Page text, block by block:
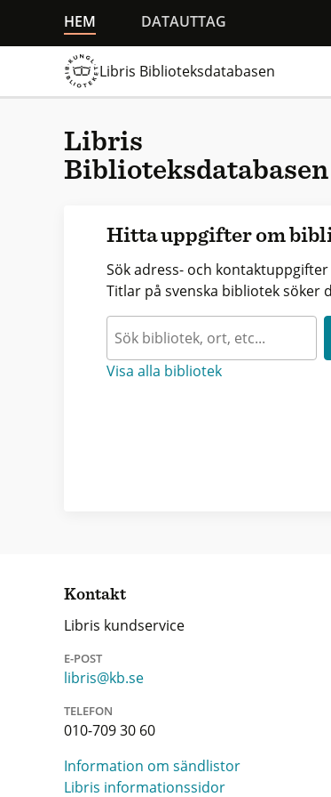
HEM DATAUTTAG
Libris Biblioteksdatabasen
Libris
Biblioteksdatabasen
Hitta uppgifter om
Sök adress- och
Titlar på svenska bibliotek söker
Visa alla bibliotek
Kontakt
Libris kundservice
E-POST
libris@kb.se
TELEFON
010-709 30 60
Information om sändlistor
Libris informationssidor